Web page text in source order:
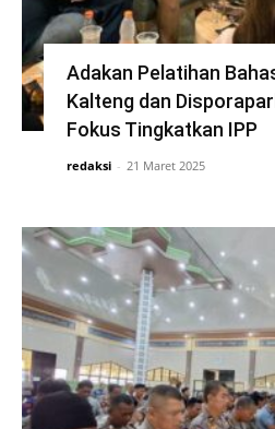
Adakan Pelatihan
Kalteng dan
Fokus Tingkatkan IPP
redaksi - 21 Maret 2025